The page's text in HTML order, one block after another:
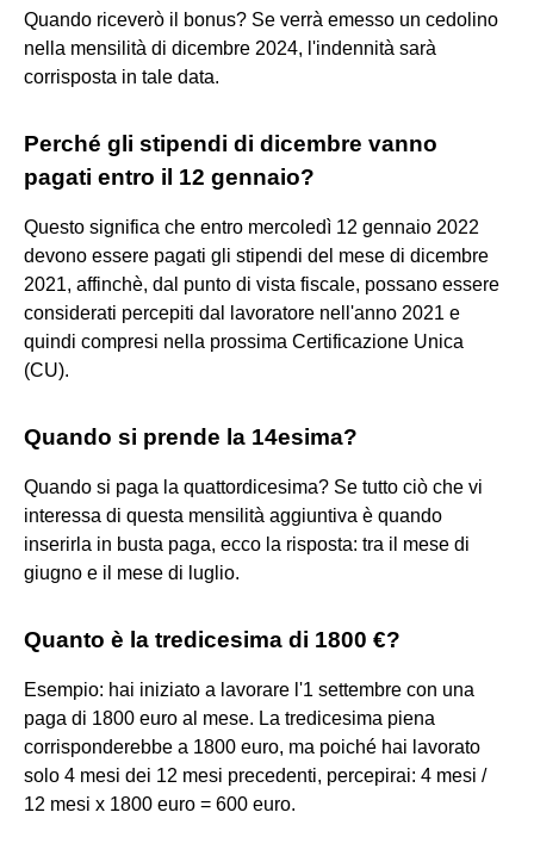
Quando riceverò il bonus? Se verrà emesso un cedolino
nella mensilità di dicembre 2024, l'indennità sarà
corrisposta in tale data.
Perché gli stipendi di dicembre vanno
pagati entro il 12 gennaio?
Questo significa che entro mercoledì 12 gennaio 2022
devono essere pagati gli stipendi del mese di dicembre
2021, affinchè, dal punto di vista fiscale, possano essere
considerati percepiti dal lavoratore nell'anno 2021 e
quindi compresi nella prossima Certificazione Unica
(CU).
Quando si prende la 14esima?
Quando si paga la quattordicesima? Se tutto ciò che vi
interessa di questa mensilità aggiuntiva è quando
inserirla in busta paga, ecco la risposta: tra il mese di
giugno e il mese di luglio.
Quanto è la tredicesima di 1800 €?
Esempio: hai iniziato a lavorare l'1 settembre con una
paga di 1800 euro al mese. La tredicesima piena
corrisponderebbe a 1800 euro, ma poiché hai lavorato
solo 4 mesi dei 12 mesi precedenti, percepirai: 4 mesi /
12 mesi x 1800 euro = 600 euro.